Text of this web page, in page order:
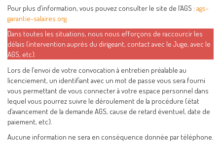
Pour plus d’information, vous pouvez consulter le site de l’AGS : ags-
garantie-salaires.org
Dans toutes les situations, nous nous efforçons de raccourcir les
délais (intervention auprès du dirigeant, contact avec le Juge, avec le
AGS, etc).
Lors de l’envoi de votre convocation à entretien préalable au
licenciement, un identifiant avec un mot de passe vous sera fourni
vous permettant de vous connecter à votre espace personnel dans
lequel vous pourrez suivre le déroulement de la procédure (état
d’avancement de la demande AGS, cause de retard éventuel, date de
paiement, etc).
Aucune information ne sera en conséquence donnée par téléphone.